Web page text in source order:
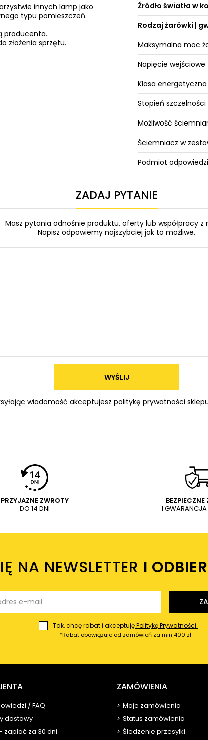
innych lamp jako
typu pomieszczeń.
producenta.
złożenia sprzętu.
Źródło światła w
Rodzaj żarówki |
Maksymalna moc
Napięcie wejściowe
Klasa energetyczna
Stopień szczelności
Możliwość
Ściemniacz w
Podmiot
ZADAJ PYTANIE
Masz pytania odnośnie produktu, oferty lub współpracy z
Napisz odpowiemy najszybciej jak to możliwe.
WYŚLIJ
wiadomość akceptujesz politykę prywatności
PRZYJAZNE ZWROTY
DO 14 DNI
BEZPIECZNE
I
NA NEWSLETTER I
Tak, chcę rabat i akceptujęPolitykę Prywatności.
*Rabat obowiązuje od zamówień za min 400 zł
/ FAQ
dostawy
zapłać za 30 dni
ZAMÓWIENIA
Moje zamówienia
Status zamówienia
Śledzenie przesyłki